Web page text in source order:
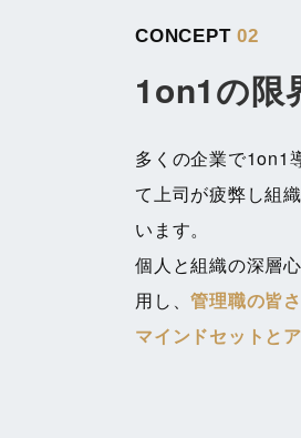
CONCEPT 02
1on1の限
多くの企業で1on1
て上司が疲弊し組
います。
個人と組織の深層
用し、管理職の皆
マインドセットと